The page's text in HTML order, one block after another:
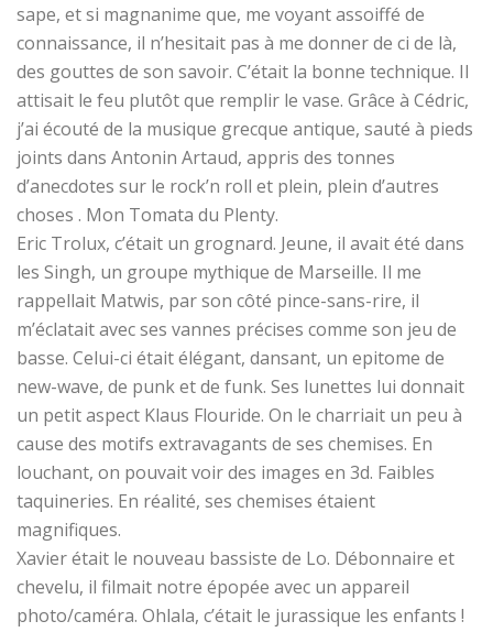
sape, et si magnanime que, me voyant assoiffé de
connaissance, il n’hesitait pas à me donner de ci de là,
des gouttes de son savoir. C’était la bonne technique. Il
attisait le feu plutôt que remplir le vase. Grâce à Cédric,
j’ai écouté de la musique grecque antique, sauté à pieds
joints dans Antonin Artaud, appris des tonnes
d’anecdotes sur le rock’n roll et plein, plein d’autres
choses . Mon Tomata du Plenty.
Eric Trolux, c’était un grognard. Jeune, il avait été dans
les Singh, un groupe mythique de Marseille. Il me
rappellait Matwis, par son côté pince-sans-rire, il
m’éclatait avec ses vannes précises comme son jeu de
basse. Celui-ci était élégant, dansant, un epitome de
new-wave, de punk et de funk. Ses lunettes lui donnait
un petit aspect Klaus Flouride. On le charriait un peu à
cause des motifs extravagants de ses chemises. En
louchant, on pouvait voir des images en 3d. Faibles
taquineries. En réalité, ses chemises étaient
magnifiques.
Xavier était le nouveau bassiste de Lo. Débonnaire et
chevelu, il filmait notre épopée avec un appareil
photo/caméra. Ohlala, c’était le jurassique les enfants !